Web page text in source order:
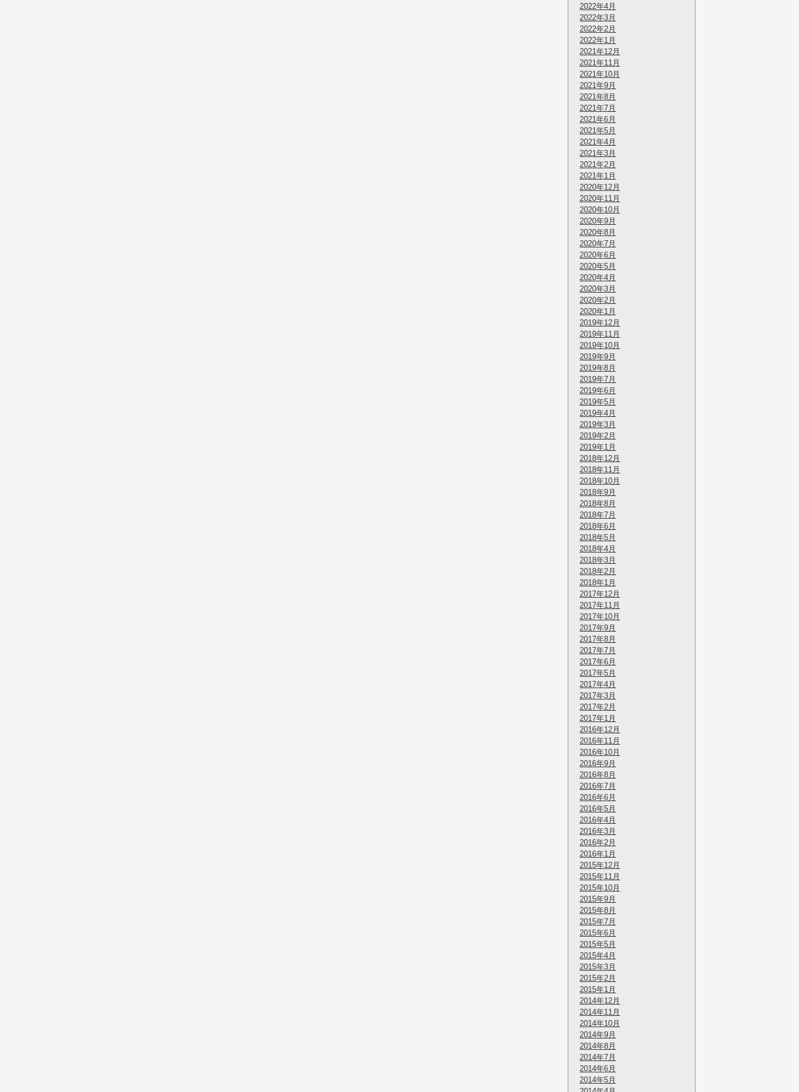
2022年4月
2022年3月
2022年2月
2022年1月
2021年12月
2021年11月
2021年10月
2021年9月
2021年8月
2021年7月
2021年6月
2021年5月
2021年4月
2021年3月
2021年2月
2021年1月
2020年12月
2020年11月
2020年10月
2020年9月
2020年8月
2020年7月
2020年6月
2020年5月
2020年4月
2020年3月
2020年2月
2020年1月
2019年12月
2019年11月
2019年10月
2019年9月
2019年8月
2019年7月
2019年6月
2019年5月
2019年4月
2019年3月
2019年2月
2019年1月
2018年12月
2018年11月
2018年10月
2018年9月
2018年8月
2018年7月
2018年6月
2018年5月
2018年4月
2018年3月
2018年2月
2018年1月
2017年12月
2017年11月
2017年10月
2017年9月
2017年8月
2017年7月
2017年6月
2017年5月
2017年4月
2017年3月
2017年2月
2017年1月
2016年12月
2016年11月
2016年10月
2016年9月
2016年8月
2016年7月
2016年6月
2016年5月
2016年4月
2016年3月
2016年2月
2016年1月
2015年12月
2015年11月
2015年10月
2015年9月
2015年8月
2015年7月
2015年6月
2015年5月
2015年4月
2015年3月
2015年2月
2015年1月
2014年12月
2014年11月
2014年10月
2014年9月
2014年8月
2014年7月
2014年6月
2014年5月